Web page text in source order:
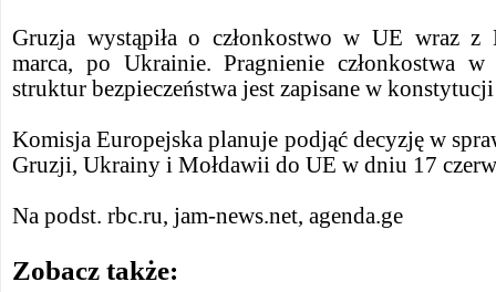
Gruzja wystąpiła o członkostwo w UE wraz z
marca, po Ukrainie. Pragnienie członkostwa
struktur bezpieczeństwa jest zapisane w
Komisja Europejska planuje podjąć decyzję w
Gruzji, Ukrainy i Mołdawii do UE w dniu 17
Na podst. rbc.ru, jam-news.net, agenda.ge
Zobacz także: